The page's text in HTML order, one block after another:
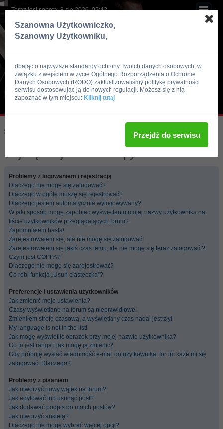
Teraz jest sobota, 8 sie 2026, 05:42
Skocz do:
Najczęściej zadawane pytania
Problemy z logowaniem i rejestracją
Dlaczego nie mogę się zalogować?
Dlaczego w ogóle muszę się rejestrować?
Dlaczego jestem automatycznie wylogowywany?
W jaki sposób mogę zapobiec wyświetlaniu mojej nazwy użytkownika na
liście użytkowników przeglądających forum?
Zapomniałem hasła!
Zarejestrowałem się, ale nie mogę się zalogować!
Zarejestrowałem się jakiś czas temu, ale nie mogę się teraz zalogować!?!
Czym jest COPPA?
Dlaczego nie mogę się zarejestrować?
Co robi funkcja „Usuń ciasteczka”?
Preferencje i ustawienia użytkowników
Jak zmienić moje ustawienia?
Czasy wyświetlane na forum są nieprawidłowe!
Zmieniłem strefę czasową, a wyświetlany czas nadal jest zły!
My language is not in the list!
Jak mogę wyświetlić obrazek przy mojej nazwie użytkownika?
Co to jest ranga i jak mogę ją zmienić?
Gdy próbuję wysłać wiadomość e-mail do użytkownika, forum każe mi się
zalogować. Dlaczego?
Problemy z pisaniem
Jak utworzyć nowy wątek na forum?
Jak edytować lub usunąć post?
Jak dodawać podpis do moich postów?
Jak utworzyć ankietę?
Dlaczego nie mogę wybrać więcej opcji?
Szanowna Użytkowniczko,
Szanowny Użytkowniku,
dbając o najwyższe standardy ochrony Twoich danych osobowych, w
związku z wejściem w życie Ogólnego Rozporządzenia o Ochronie
Danych Osobowych (RODO) zaktualizowaliśmy politykę prywatności
serwisu dostosowując ją do nowych regulacji. Możesz się z nią
zapoznać w tym miejscu: Kliknij tutaj
Przejdź do serwisu